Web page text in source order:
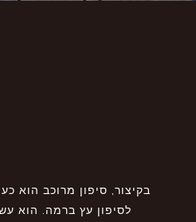
בקיצור, סיפון מרוכב הוא
לסיפון עץ ברמה. הוא